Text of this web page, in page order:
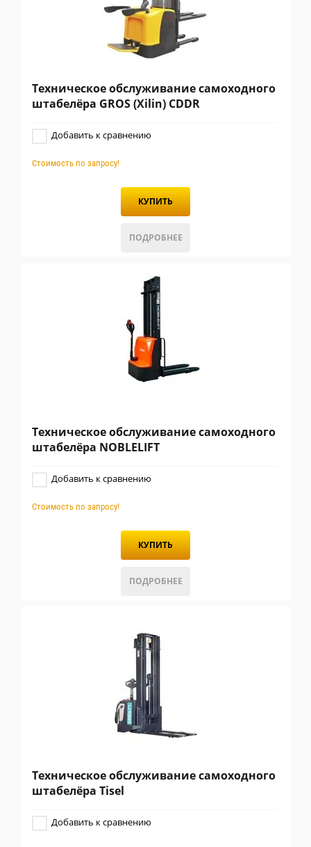
Техническое обслуживание самоходного
штабелёра GROS (Xilin) CDDR
Добавить к сравнению
Стоимость по запросу!
КУПИТЬ
ПОДРОБНЕЕ
Техническое обслуживание самоходного
штабелёра NOBLELIFT
Добавить к сравнению
Стоимость по запросу!
КУПИТЬ
ПОДРОБНЕЕ
Техническое обслуживание самоходного
штабелёра Tisel
Добавить к сравнению